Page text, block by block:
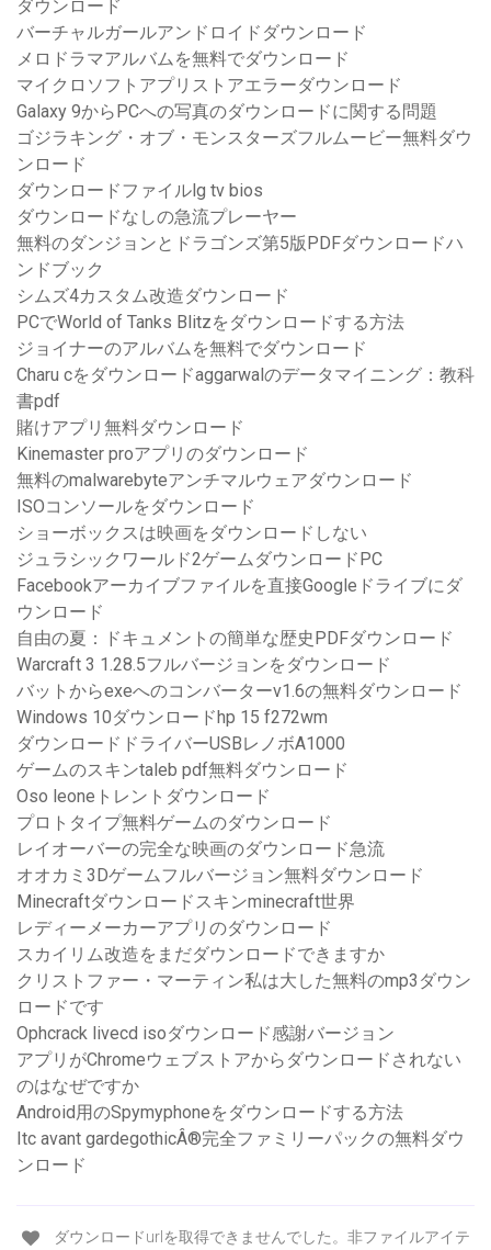
ダウンロード
バーチャルガールアンドロイドダウンロード
メロドラマアルバムを無料でダウンロード
マイクロソフトアプリストアエラーダウンロード
Galaxy 9からPCへの写真のダウンロードに関する問題
ゴジラキング・オブ・モンスターズフルムービー無料ダウ
ンロード
ダウンロードファイルlg tv bios
ダウンロードなしの急流プレーヤー
無料のダンジョンとドラゴンズ第5版PDFダウンロードハ
ンドブック
シムズ4カスタム改造ダウンロード
PCでWorld of Tanks Blitzをダウンロードする方法
ジョイナーのアルバムを無料でダウンロード
Charu cをダウンロードaggarwalのデータマイニング：教科
書pdf
賭けアプリ無料ダウンロード
Kinemaster proアプリのダウンロード
無料のmalwarebyteアンチマルウェアダウンロード
ISOコンソールをダウンロード
ショーボックスは映画をダウンロードしない
ジュラシックワールド2ゲームダウンロードPC
Facebookアーカイブファイルを直接Googleドライブにダ
ウンロード
自由の夏：ドキュメントの簡単な歴史PDFダウンロード
Warcraft 3 1.28.5フルバージョンをダウンロード
バットからexeへのコンバーターv1.6の無料ダウンロード
Windows 10ダウンロードhp 15 f272wm
ダウンロードドライバーUSBレノボA1000
ゲームのスキンtaleb pdf無料ダウンロード
Oso leoneトレントダウンロード
プロトタイプ無料ゲームのダウンロード
レイオーバーの完全な映画のダウンロード急流
オオカミ3Dゲームフルバージョン無料ダウンロード
Minecraftダウンロードスキンminecraft世界
レディーメーカーアプリのダウンロード
スカイリム改造をまだダウンロードできますか
クリストファー・マーティン私は大した無料のmp3ダウン
ロードです
Ophcrack livecd isoダウンロード感謝バージョン
アプリがChromeウェブストアからダウンロードされない
のはなぜですか
Android用のSpymyphoneをダウンロードする方法
Itc avant gardegothicÂ®完全ファミリーパックの無料ダウ
ンロード
ダウンロードurlを取得できませんでした。非ファイルアイテ